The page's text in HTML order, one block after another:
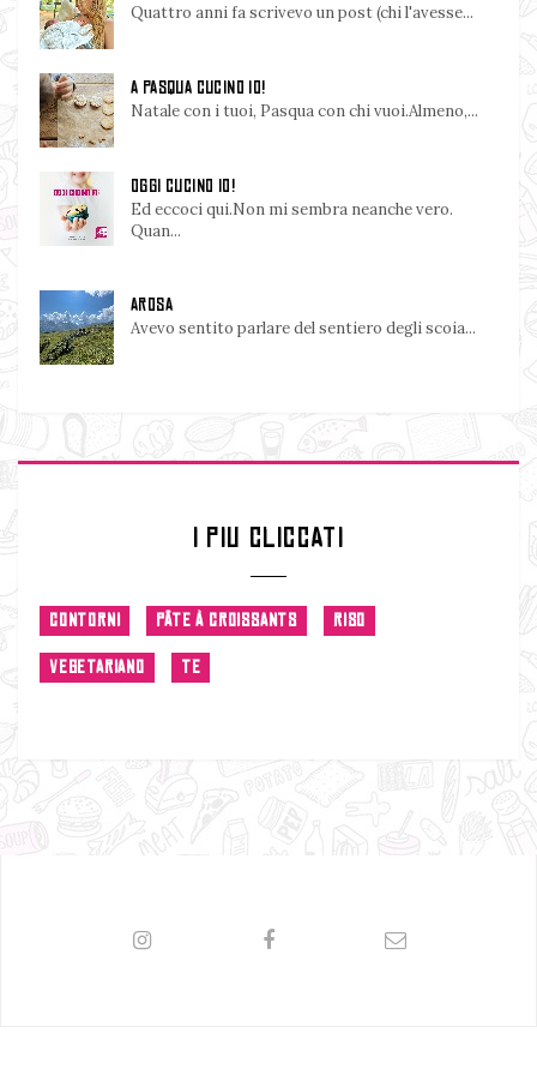
Quattro anni fa scrivevo un post (chi l'avesse...
A PASQUA CUCINO IO!
Natale con i tuoi, Pasqua con chi vuoi.Almeno,...
OGGI CUCINO IO!
Ed eccoci qui.Non mi sembra neanche vero.
Quan...
AROSA
Avevo sentito parlare del sentiero degli scoia...
I PIU CLICCATI
CONTORNI PÂTE À CROISSANTS RISO
VEGETARIANO TE